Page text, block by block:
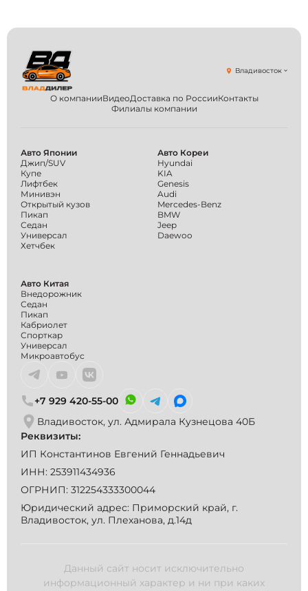
О компанииВидеоДоставка по РоссииКонтакты
Филиалы компании
Владивосток
+7 929 420-55-00
Владивосток, ул. Адмирала Кузнецова 40Б
Реквизиты:
ИП Константинов Евгений Геннадьевич
ИНН: 253911434936
ОГРНИП: 312254333300044
Юридический адрес: Приморский край, г.
Владивосток, ул. Плеханова, д.14д
Авто Японии
Джип/SUV
Купе
Лифтбек
Минивэн
Открытый кузов
Пикап
Седан
Универсал
Хетчбек
Авто Кореи
Hyundai
KIA
Genesis
Audi
Mercedes-Benz
BMW
Jeep
Daewoo
Авто Китая
Внедорожник
Седан
Пикап
Кабриолет
Спорткар
Универсал
Микроавтобус
Данный сайт носит исключительно
информационный характер и ни при каких